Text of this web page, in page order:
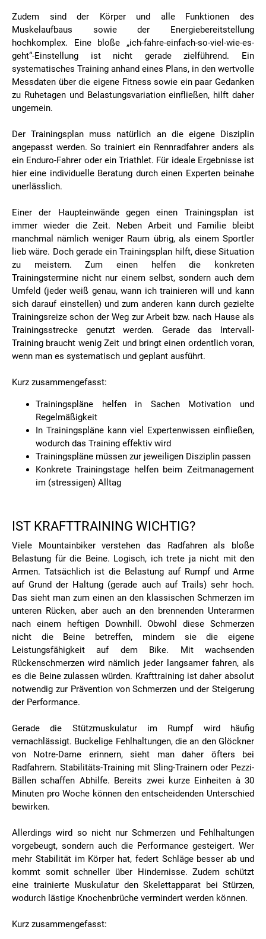
Zudem sind der Körper und alle Funktionen des
Muskelaufbaus sowie der Energiebereitstellung
hochkomplex. Eine bloße „ich-fahre-einfach-so-viel-wie-es-
geht“-Einstellung ist nicht gerade zielführend. Ein
systematisches Training anhand eines Plans, in den wertvolle
Messdaten über die eigene Fitness sowie ein paar Gedanken
zu Ruhetagen und Belastungsvariation einfließen, hilft daher
ungemein.
Der Trainingsplan muss natürlich an die eigene Disziplin
angepasst werden. So trainiert ein Rennradfahrer anders als
ein Enduro-Fahrer oder ein Triathlet. Für ideale Ergebnisse ist
hier eine individuelle Beratung durch einen Experten beinahe
unerlässlich.
Einer der Haupteinwände gegen einen Trainingsplan ist
immer wieder die Zeit. Neben Arbeit und Familie bleibt
manchmal nämlich weniger Raum übrig, als einem Sportler
lieb wäre. Doch gerade ein Trainingsplan hilft, diese Situation
zu meistern. Zum einen helfen die konkreten
Trainingstermine nicht nur einem selbst, sondern auch dem
Umfeld (jeder weiß genau, wann ich trainieren will und kann
sich darauf einstellen) und zum anderen kann durch gezielte
Trainingsreize schon der Weg zur Arbeit bzw. nach Hause als
Trainingsstrecke genutzt werden. Gerade das Intervall-
Training braucht wenig Zeit und bringt einen ordentlich voran,
wenn man es systematisch und geplant ausführt.
Kurz zusammengefasst:
Trainingspläne helfen in Sachen Motivation und
Regelmäßigkeit
In Trainingspläne kann viel Expertenwissen einfließen,
wodurch das Training effektiv wird
Trainingspläne müssen zur jeweiligen Disziplin passen
Konkrete Trainingstage helfen beim Zeitmanagement
im (stressigen) Alltag
IST KRAFTTRAINING WICHTIG?
Viele Mountainbiker verstehen das Radfahren als bloße
Belastung für die Beine. Logisch, ich trete ja nicht mit den
Armen. Tatsächlich ist die Belastung auf Rumpf und Arme
auf Grund der Haltung (gerade auch auf Trails) sehr hoch.
Das sieht man zum einen an den klassischen Schmerzen im
unteren Rücken, aber auch an den brennenden Unterarmen
nach einem heftigen Downhill. Obwohl diese Schmerzen
nicht die Beine betreffen, mindern sie die eigene
Leistungsfähigkeit auf dem Bike. Mit wachsenden
Rückenschmerzen wird nämlich jeder langsamer fahren, als
es die Beine zulassen würden. Krafttraining ist daher absolut
notwendig zur Prävention von Schmerzen und der Steigerung
der Performance.
Gerade die Stützmuskulatur im Rumpf wird häufig
vernachlässigt. Buckelige Fehlhaltungen, die an den Glöckner
von Notre-Dame erinnern, sieht man daher öfters bei
Radfahrern. Stabilitäts-Training mit Sling-Trainern oder Pezzi-
Bällen schaffen Abhilfe. Bereits zwei kurze Einheiten à 30
Minuten pro Woche können den entscheidenden Unterschied
bewirken.
Allerdings wird so nicht nur Schmerzen und Fehlhaltungen
vorgebeugt, sondern auch die Performance gesteigert. Wer
mehr Stabilität im Körper hat, federt Schläge besser ab und
kommt somit schneller über Hindernisse. Zudem schützt
eine trainierte Muskulatur den Skelettapparat bei Stürzen,
wodurch lästige Knochenbrüche vermindert werden können.
Kurz zusammengefasst: